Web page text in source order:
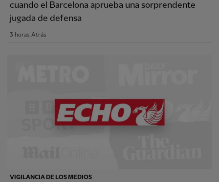
cuando el Barcelona aprueba una sorprendente
jugada de defensa
3 horas Atrás
VIGILANCIA DE LOS MEDIOS